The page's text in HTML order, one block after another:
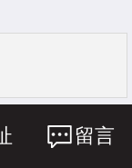
留言